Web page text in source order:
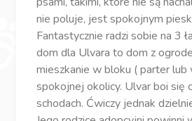
nie poluje, jest spokojnym
Fantastycznie radzi sobie na 3
dom dla Ulvara to dom z
mieszkanie w bloku ( parter lub
spokojnej okolicy. Ulvar boi się
schodach. Ćwiczy jednak